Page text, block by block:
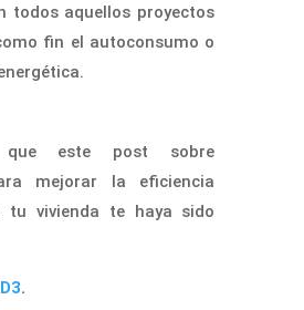
todos aquellos proyectos
fin el autoconsumo o
que este post sobre
mejorar la eficiencia
tu vivienda te haya sido
.